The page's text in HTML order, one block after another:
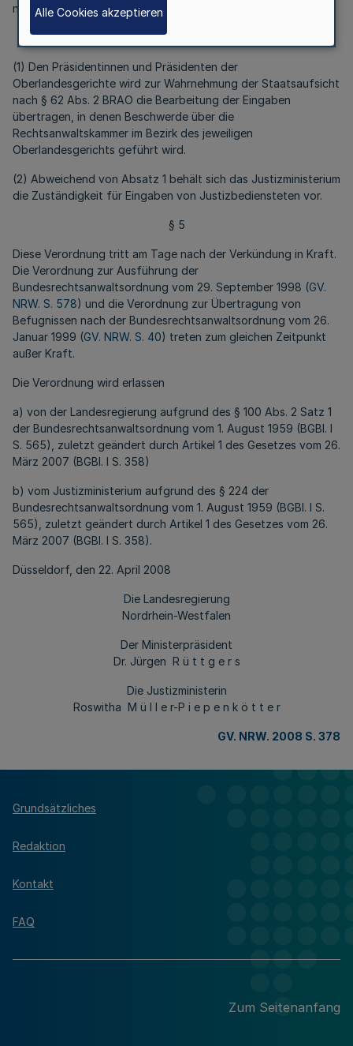
nach § 98 Abs. 4 BRAO.
(1) Den Präsidentinnen und Präsidenten der
Oberlandesgerichte wird zur Wahrnehmung der Staatsaufsicht
nach § 62 Abs. 2 BRAO die Bearbeitung der Eingaben
übertragen, in denen Beschwerde über die
Rechtsanwaltskammer im Bezirk des jeweiligen
Oberlandesgerichts geführt wird.
(2) Abweichend von Absatz 1 behält sich das Justizministerium
die Zuständigkeit für Eingaben von Justizbediensteten vor.
§ 5
Diese Verordnung tritt am Tage nach der Verkündung in Kraft.
Die Verordnung zur Ausführung der
Bundesrechtsanwaltsordnung vom 29. September 1998 (GV.
NRW. S. 578) und die Verordnung zur Übertragung von
Befugnissen nach der Bundesrechtsanwaltsordnung vom 26.
Januar 1999 (GV. NRW. S. 40) treten zum gleichen Zeitpunkt
außer Kraft.
Die Verordnung wird erlassen
a) von der Landesregierung aufgrund des § 100 Abs. 2 Satz 1
der Bundesrechtsanwaltsordnung vom 1. August 1959 (BGBl. I
S. 565), zuletzt geändert durch Artikel 1 des Gesetzes vom 26.
März 2007 (BGBl. I S. 358)
b) vom Justizministerium aufgrund des § 224 der
Bundesrechtsanwaltsordnung vom 1. August 1959 (BGBl. I S.
565), zuletzt geändert durch Artikel 1 des Gesetzes vom 26.
März 2007 (BGBl. I S. 358).
Düsseldorf, den 22. April 2008
Die Landesregierung
Nordrhein-Westfalen
Der Ministerpräsident
Dr. Jürgen R ü t t g e r s
Die Justizministerin
Roswitha M ü l l e r-P i e p e n k ö t t e r
GV. NRW. 2008 S. 378
Grundsätzliches
Redaktion
Kontakt
FAQ
Zum Seitenanfang
Alle Cookies akzeptieren